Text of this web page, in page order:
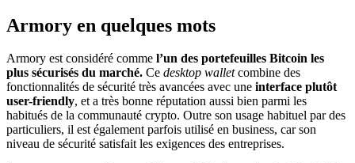
Armory en quelques mots
Armory est considéré comme l’un des portefeuilles Bitcoin les
plus sécurisés du marché. Ce desktop walletcombine des
fonctionnalités de sécurité très avancées avec une interface plutôt
user-friendly, et a très bonne réputation aussi bien parmi les
habitués de la communauté crypto. Outre son usage habituel par des
particuliers, il est également parfois utilisé en business, car son
niveau de sécurité satisfait les exigences des entreprises.